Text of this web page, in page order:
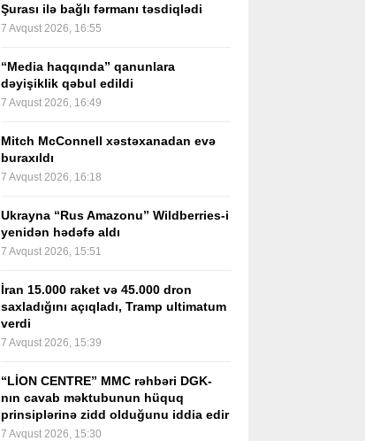
Şurası ilə bağlı fərmanı təsdiqlədi
7 Avqust 2026, 16:55
“Media haqqında” qanunlara
dəyişiklik qəbul edildi
7 Avqust 2026, 16:49
Mitch McConnell xəstəxanadan evə
buraxıldı
7 Avqust 2026, 16:18
Ukrayna “Rus Amazonu” Wildberries-i
yenidən hədəfə aldı
7 Avqust 2026, 15:51
İran 15.000 raket və 45.000 dron
saxladığını açıqladı, Tramp ultimatum
verdi
7 Avqust 2026, 15:39
“LİON CENTRE” MMC rəhbəri DGK-
nın cavab məktubunun hüquq
prinsiplərinə zidd olduğunu iddia edir
7 Avqust 2026, 15:30